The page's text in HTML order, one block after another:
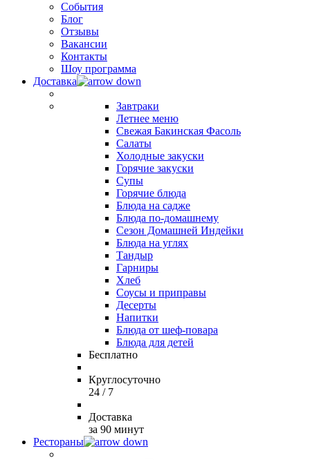
События
Блог
Отзывы
Вакансии
Контакты
Шоу программа
Доставка
Завтраки
Летнее меню
Свежая Бакинская Фасоль
Салаты
Холодные закуски
Горячие закуски
Супы
Горячие блюда
Блюда на садже
Блюда по-домашнему
Сезон Домашней Индейки
Блюда на углях
Тандыр
Гарниры
Хлеб
Соусы и приправы
Десерты
Напитки
Блюда от шеф-повара
Блюда для детей
Бесплатно
Круглосуточно
24 / 7
Доставка
за 90 минут
Рестораны